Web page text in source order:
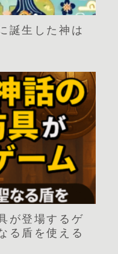
誕生した神は
が登場するゲ
る盾を使える